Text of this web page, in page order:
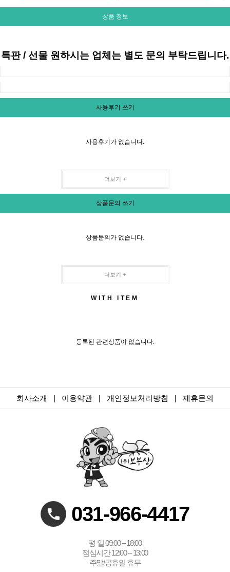
상품 정보
특판 / 선물 원하시는 업체는 별도 문의 부탁드립니다.
사용후기 쓰기
사용후기가 없습니다.
더보기 +
상품문의 쓰기
상품문의가 없습니다.
더보기 +
WITH ITEM
등록된 관련상품이 없습니다.
회사소개 | 이용약관 | 개인정보처리방침 | 제휴문의
031-966-4417
평 일 09:00 – 18:00
점심시간 12:00 – 13:00
주말/공휴일 휴무